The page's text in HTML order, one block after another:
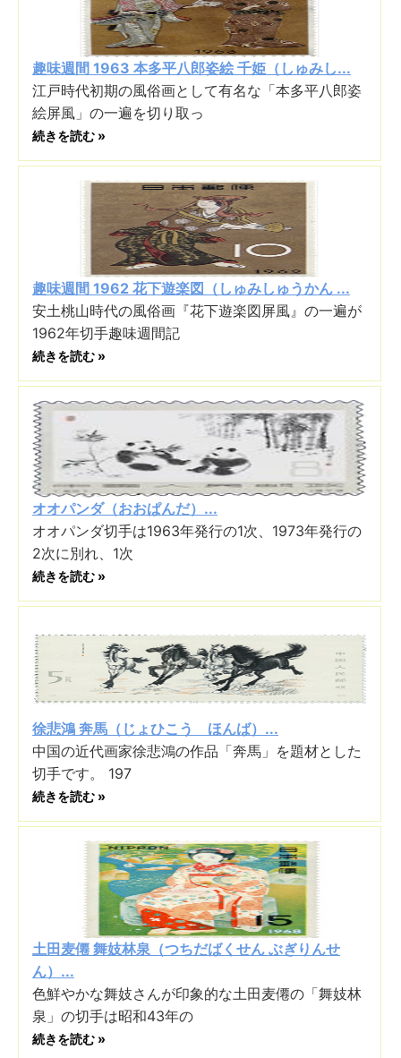
趣味週間 1963 本多平八郎姿絵 千姫（しゅみし...
江戸時代初期の風俗画として有名な「本多平八郎姿
絵屏風」の一遍を切り取っ
続きを読む »
趣味週間 1962 花下遊楽図（しゅみしゅうかん ...
安土桃山時代の風俗画『花下遊楽図屏風』の一遍が
1962年切手趣味週間記
続きを読む »
オオパンダ（おおぱんだ）...
オオパンダ切手は1963年発行の1次、1973年発行の
2次に別れ、1次
続きを読む »
徐悲鴻 奔馬（じょひこう ほんば）...
中国の近代画家徐悲鴻の作品「奔馬」を題材とした
切手です。 197
続きを読む »
土田麦僊 舞妓林泉（つちだばくせん ぶぎりんせ
ん）...
色鮮やかな舞妓さんが印象的な土田麦僊の「舞妓林
泉」の切手は昭和43年の
続きを読む »